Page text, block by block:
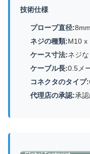
技術仕様
プローブ直径:8mm
ネジの種類:M10 x
ケース寸法:ネジ
ケーブル長:0.5メ
コネクタのタイプ:
代理店の承認:承